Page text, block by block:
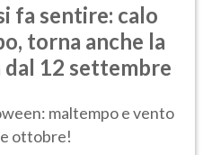
fa sentire: calo
torna anche la
dal 12 settembre
maltempo e vento
ottobre!